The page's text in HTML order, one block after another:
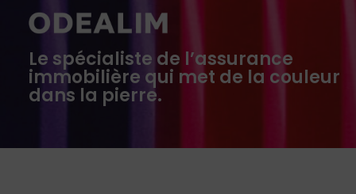
Le spécialiste de l’assurance
immobilière qui met de la couleur
dans la pierre.